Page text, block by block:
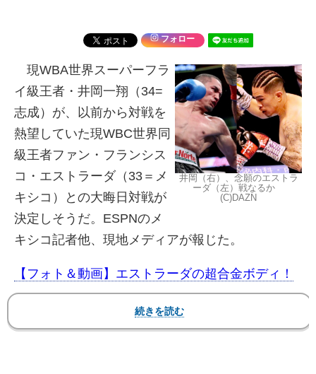
フォロー
井岡（右）、念願のエストラ
ーダ（左）戦なるか
(C)DAZN
現WBA世界スーパーフラ
イ級王者・井岡一翔（34=
志成）が、以前から対戦を
熱望していた現WBC世界同
級王者ファン・フランシス
コ・エストラーダ（33＝メ
キシコ）との大晦日対戦が
決定しそうだ。ESPNのメ
キシコ記者他、現地メディアが報じた。
【フォト＆動画】エストラーダの超合金ボディ！
エストラーダと“最強”ロマゴンの止まらぬパンチの